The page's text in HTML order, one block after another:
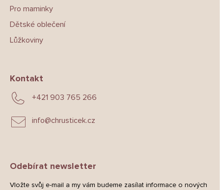
Pro maminky
Dětské oblečení
Lůžkoviny
Kontakt
info@chrusticek.cz
+421 903 765 266
Odebírat newsletter
Vložte svůj e-mail a my vám budeme zasílat informace o nových